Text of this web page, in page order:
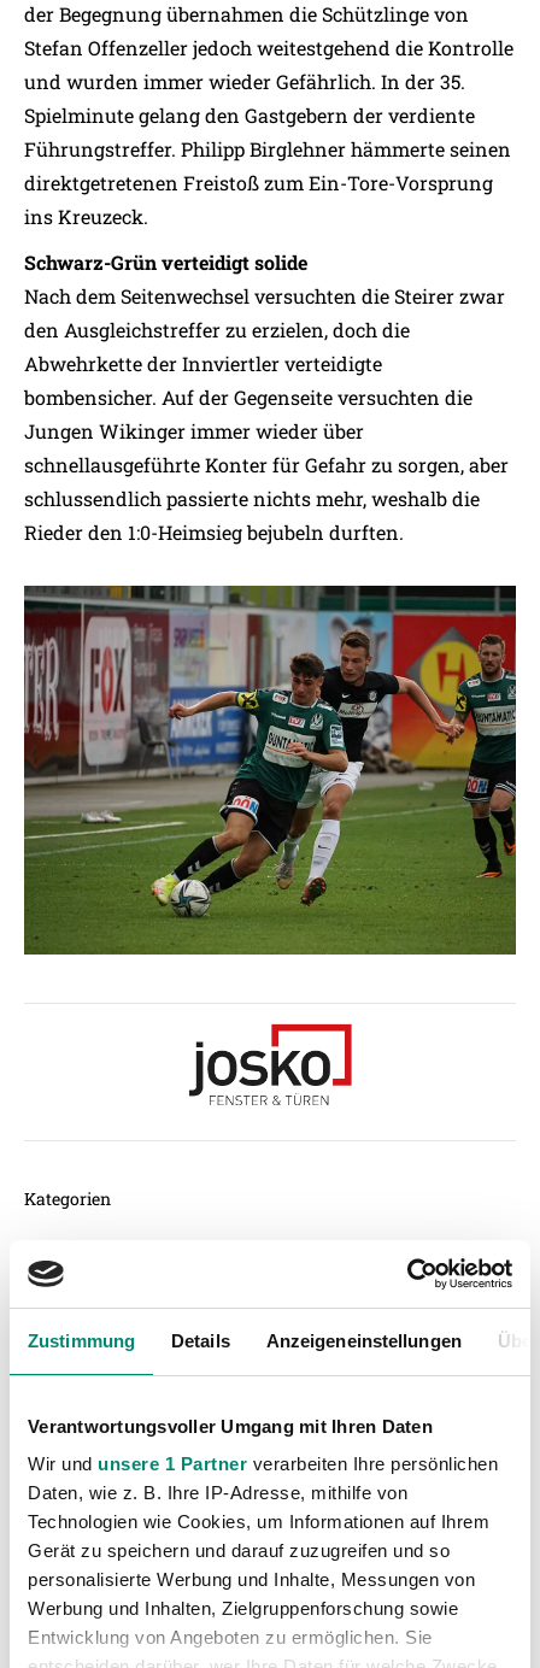
Zustimmung Details Anzeigeneinstellungen
Verantwortungsvoller Umgang mit Ihren Daten
Wir und unsere 1 Partner verarbeiten Ihre persönlichen
Daten, wie z. B. Ihre IP-Adresse, mithilfe von
Technologien wie Cookies, um Informationen auf Ihrem
Gerät zu speichern und darauf zuzugreifen und so
personalisierte Werbung und Inhalte, Messungen von
Werbung und Inhalten, Zielgruppenforschung sowie
Entwicklung von Angeboten zu ermöglichen. Sie
der Begegnung übernahmen die Schützlinge von
Stefan Offenzeller jedoch weitestgehend die Kontrolle
und wurden immer wieder Gefährlich. In der 35.
Spielminute gelang den Gastgebern der verdiente
Führungstreffer. Philipp Birglehner hämmerte seinen
direktgetretenen Freistoß zum Ein-Tore-Vorsprung
ins Kreuzeck.
Schwarz-Grün verteidigt solide
Nach dem Seitenwechsel versuchten die Steirer zwar
den Ausgleichstreffer zu erzielen, doch die
Abwehrkette der Innviertler verteidigte
bombensicher. Auf der Gegenseite versuchten die
Jungen Wikinger immer wieder über
schnellausgeführte Konter für Gefahr zu sorgen, aber
schlussendlich passierte nichts mehr, weshalb die
Rieder den 1:0-Heimsieg bejubeln durften.
Kategorien
Allgemeine News
(605)
Profis
Ticketing
(91)
Unkategorisiert